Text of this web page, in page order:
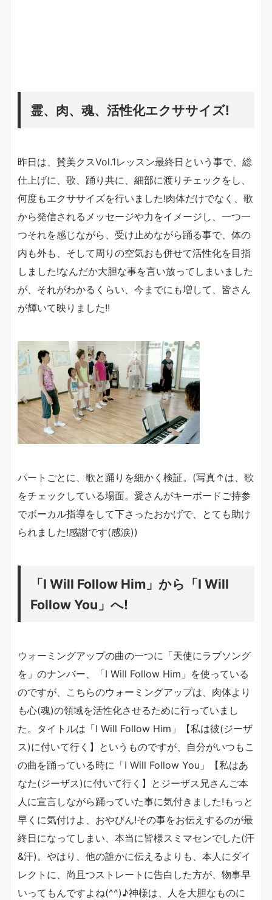
霊、肉、魂、活性化エクササイズ!
昨日は、賛美クスVol.1レッスン最終日という事で、総
仕上げに、歌、踊り共に、細部に渡りチェックをし、
何度もエクササイズを行いました!肉体だけでなく、歌
から発信されるメッセージや力をイメージし、一つ一
つそれを感じながら、受け止めながら踊る事で、体の
内も外も、そして周りの空気おも併せて活性化を目指
しました!なんだか大胆な事を言い放ってしまいました
が、それがわかるくらい、今までにも増して、皆さん
が輝いて映りました!!
パートごとに、歌と踊りを細かく検証。(写真↑は、歌
をチェックしている場面。愛さんがキーボードご持参
でボーカル指導をして下さったおかげで、とても助け
られました!感謝です(感涙))
「I Will Follow Him」から「I Will
Follow You」へ!
ウォーミングアップの曲の一つに「天使にラブソング
を」のナンバー、「I Will Follow Him」を使っている
のですが、こちらのウォーミングアップは、肉体より
も心(魂)の領域を活性化させるために行っていまし
た。タイトルは「I Will Follow Him」【私は彼(ジーザ
ス)に付いて行く】というものですが、自分がいつもこ
の曲を踊っている時に「I Will Follow You」【私はあ
なた(ジーザス)に付いて行く】とジーザス兄さんご本
人に宣言しながら踊っていた事に気付きました!もっと
早くに気付けよ、おやびん!その事をお伝えするのが最
終日になってしまい、本当に皆様スミマセンでした(汗
&汗)。やはり、他の誰かに伝えるよりも、本人にダイ
レクトに、尚且つストレートに告白した方が、物事早
いってもんですよね(^^)♪神様は、人を大胆なものに